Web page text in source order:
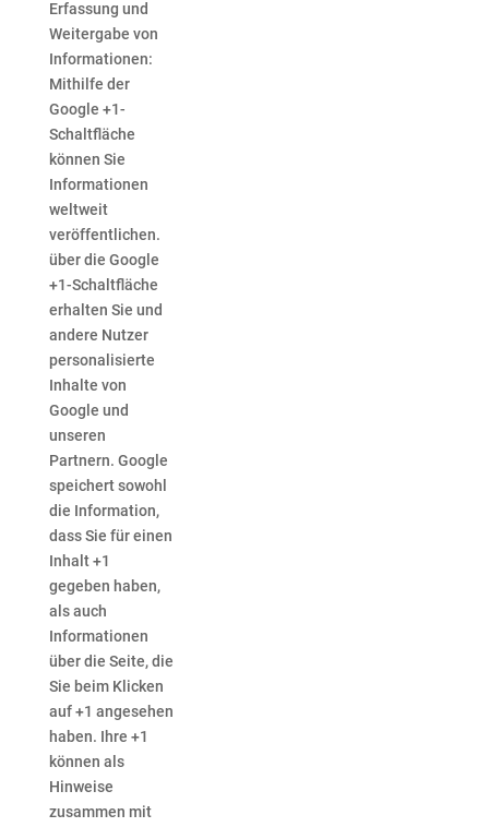
Erfassung und
Weitergabe von
Informationen:
Mithilfe der
Google +1-
Schaltfläche
können Sie
Informationen
weltweit
veröffentlichen.
über die Google
+1-Schaltfläche
erhalten Sie und
andere Nutzer
personalisierte
Inhalte von
Google und
unseren
Partnern. Google
speichert sowohl
die Information,
dass Sie für einen
Inhalt +1
gegeben haben,
als auch
Informationen
über die Seite, die
Sie beim Klicken
auf +1 angesehen
haben. Ihre +1
können als
Hinweise
zusammen mit